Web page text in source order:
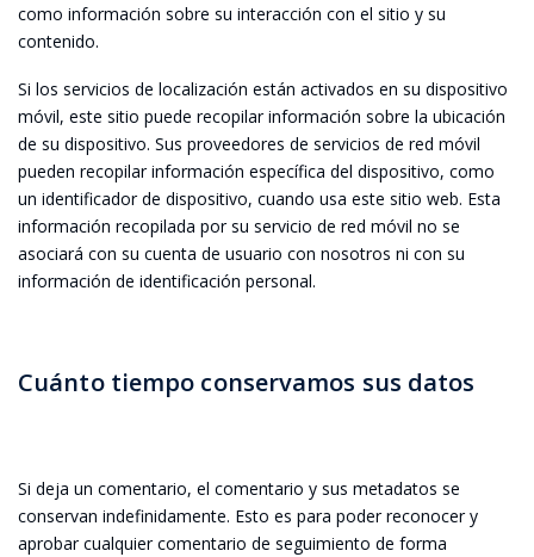
como información sobre su interacción con el sitio y su
contenido.
Si los servicios de localización están activados en su dispositivo
móvil, este sitio puede recopilar información sobre la ubicación
de su dispositivo. Sus proveedores de servicios de red móvil
pueden recopilar información específica del dispositivo, como
un identificador de dispositivo, cuando usa este sitio web. Esta
información recopilada por su servicio de red móvil no se
asociará con su cuenta de usuario con nosotros ni con su
información de identificación personal.
Cuánto tiempo conservamos sus datos
Si deja un comentario, el comentario y sus metadatos se
conservan indefinidamente. Esto es para poder reconocer y
aprobar cualquier comentario de seguimiento de forma